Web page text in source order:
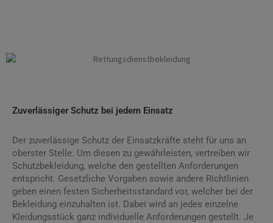
Zuverlässiger Schutz bei jedem Einsatz
Der zuverlässige Schutz der Einsatzkräfte steht für uns an
oberster Stelle. Um diesen zu gewährleisten, vertreiben wir
Schutzbekleidung, welche den gestellten Anforderungen
entspricht. Gesetzliche Vorgaben sowie andere Richtlinien
geben einen festen Sicherheitsstandard vor, welcher bei der
Bekleidung einzuhalten ist. Dabei wird an jedes einzelne
Kleidungsstück ganz individuelle Anforderungen gestellt. Je